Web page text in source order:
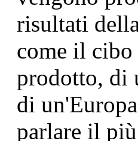
risultati
come il
prodotto, di
di
parlare il